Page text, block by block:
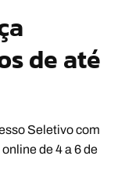
de até
Seletivo com
de 4 a 6 de